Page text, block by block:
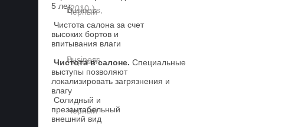
5 лет.
Чистота салона за счет
высоких бортов и
впитывания влаги
Чистота в салоне. Специальные
выступы позволяют
локализировать загрязнения и
влагу
Солидный и
презентабельный
внешний вид